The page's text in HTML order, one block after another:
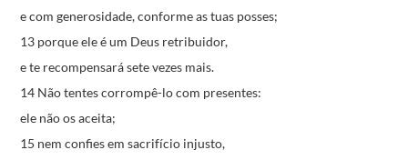
e com generosidade, conforme as tuas posses;
13 porque ele é um Deus retribuidor,
e te recompensará sete vezes mais.
14 Não tentes corrompê-lo com presentes:
ele não os aceita;
15 nem confies em sacrifício injusto,